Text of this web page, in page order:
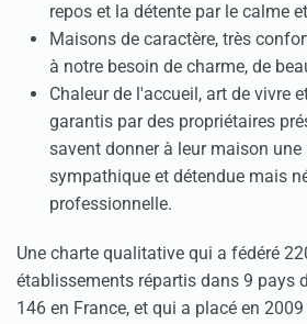
repos et la détente par le calme
Maisons de caractère, très
à notre besoin de charme, de
Chaleur de l'accueil, art de vivre
garantis par des propriétaires
savent donner à leur maison
sympathique et détendue mais
professionnelle.
Une charte qualitative qui a fédéré
établissements répartis dans 9 pays
146 en France, et qui a placé en